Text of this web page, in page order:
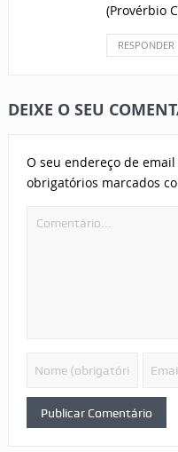
(Provérbio
RESPONDER
DEIXE O SEU
O seu endereço de
obrigatórios marcados